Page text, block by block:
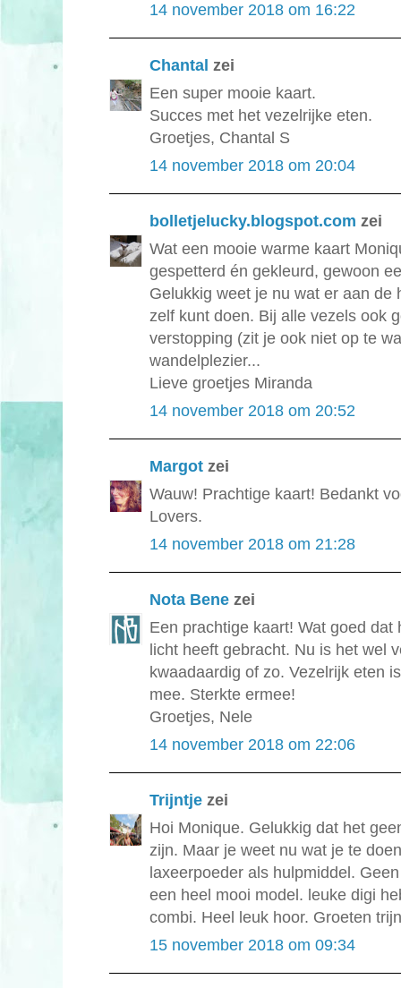
14 november 2018 om 16:22
Chantal zei
Een super mooie kaart.
Succes met het vezelrijke eten.
Groetjes, Chantal S
14 november 2018 om 20:04
bolletjelucky.blogspot.com zei
Wat een mooie warme kaart
gespetterd én gekleurd, gewoon
Gelukkig weet je nu wat er aan
zelf kunt doen. Bij alle vezels ook
verstopping (zit je ook niet op te
wandelplezier...
Lieve groetjes Miranda
14 november 2018 om 20:52
Margot zei
Wauw! Prachtige kaart! Bedankt
Lovers.
14 november 2018 om 21:28
Nota Bene zei
Een prachtige kaart! Wat goed
licht heeft gebracht. Nu is het wel
kwaadaardig of zo. Vezelrijk eten
mee. Sterkte ermee!
Groetjes, Nele
14 november 2018 om 22:06
Trijntje zei
Hoi Monique. Gelukkig dat het
zijn. Maar je weet nu wat je te
laxeerpoeder als hulpmiddel.
een heel mooi model. leuke digi
combi. Heel leuk hoor. Groeten
15 november 2018 om 09:34